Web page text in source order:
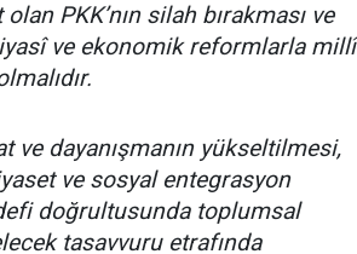
PKK’nın silah bırakması ve
ve ekonomik reformlarla millî
dayanışmanın yükseltilmesi,
ve sosyal entegrasyon
doğrultusunda toplumsal
tasavvuru etrafında